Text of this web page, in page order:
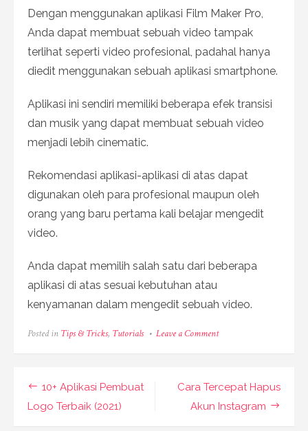
Dengan menggunakan aplikasi Film Maker Pro,
Anda dapat membuat sebuah video tampak
terlihat seperti video profesional, padahal hanya
diedit menggunakan sebuah aplikasi smartphone.
Aplikasi ini sendiri memiliki beberapa efek transisi
dan musik yang dapat membuat sebuah video
menjadi lebih cinematic.
Rekomendasi aplikasi-aplikasi di atas dapat
digunakan oleh para profesional maupun oleh
orang yang baru pertama kali belajar mengedit
video.
Anda dapat memilih salah satu dari beberapa
aplikasi di atas sesuai kebutuhan atau
kenyamanan dalam mengedit sebuah video.
Posted in Tips & Tricks, Tutorials Leave a Commenton
Terbaik
di
Post
navigation
10+ Aplikasi Pembuat
Logo Terbaik (2021)
Cara Tercepat Hapus
Akun Instagram